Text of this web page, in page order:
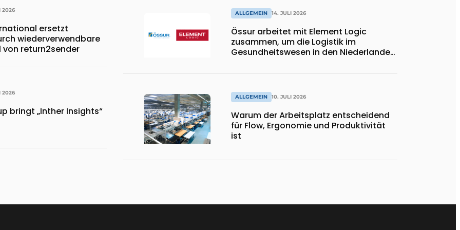
2026
ersetzt
wiederverwendbare
return2sender
2026
bringt „Inther Insights“
ALLGEMEIN 14. JULI 2026
Össur arbeitet mit Element Logic
zusammen, um die Logistik im
Gesundheitswesen in den Niederlanden
ALLGEMEIN 10. JULI 2026
Warum der Arbeitsplatz entscheidend
für Flow, Ergonomie und Produktivität
ist